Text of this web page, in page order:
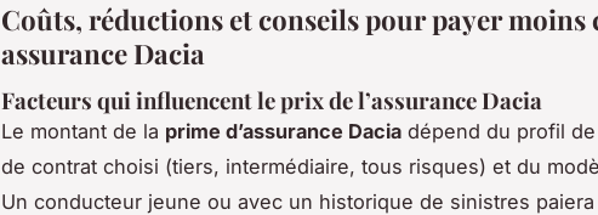
Coûts, réductions et conseils pour payer moins
assurance Dacia
Facteurs qui influencent le prix de l’assurance Dacia
Le montant de la prime d’assurance Dacia dépend du profil de
de contrat choisi (tiers, intermédiaire, tous risques) et du
Un conducteur jeune ou avec un historique de sinistres